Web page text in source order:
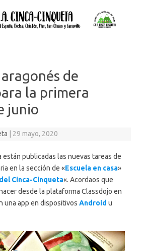
de
la primera
junio
| 29 mayo, 2020
están publicadas las nuevas tareas de
en la sección de «Escuela en casa»
Cinca-Cinqueta«. Acordaos que
desde la plataforma Classdojo en
una app en dispositivos Android u